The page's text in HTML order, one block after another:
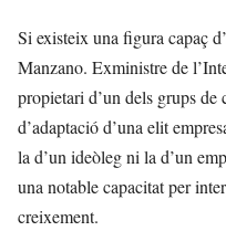
Si existeix una figura capaç
Manzano. Exministre de
propietari d’un dels grups
d’adaptació d’una elit
la d’un ideòleg ni la d’un
una notable capacitat per
creixement.